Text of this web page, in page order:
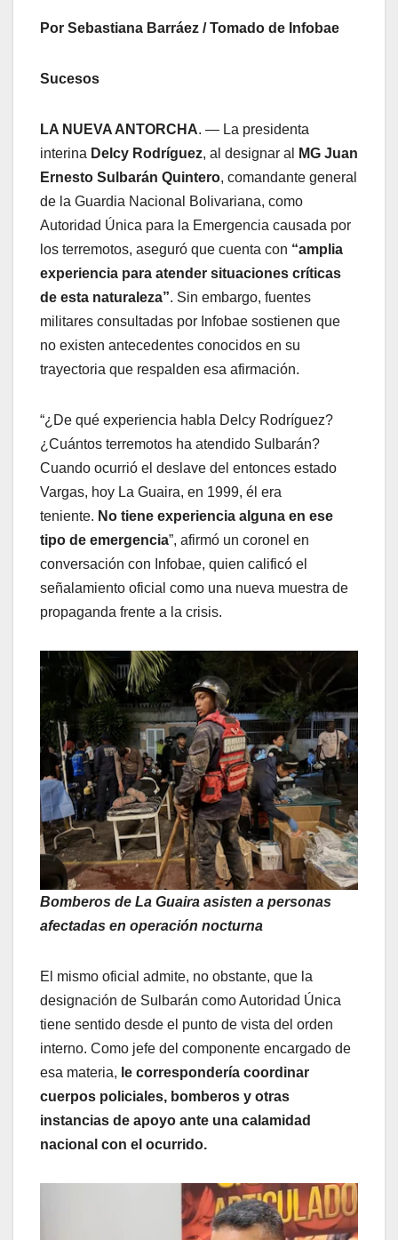
Por Sebastiana Barráez / Tomado de Infobae
Sucesos
LA NUEVA ANTORCHA. — La presidenta
interina Delcy Rodríguez, al designar al
MG Juan
Ernesto Sulbarán Quintero, comandante general
de la Guardia Nacional Bolivariana, como
Autoridad Única para la Emergencia causada por
los terremotos, aseguró que cuenta con “amplia
experiencia para atender situaciones críticas
de esta naturaleza”. Sin embargo, fuentes
militares consultadas por Infobae sostienen que
no existen antecedentes conocidos en su
trayectoria que respalden esa afirmación.
“¿De qué experiencia habla Delcy Rodríguez?
¿Cuántos terremotos ha atendido Sulbarán?
Cuando ocurrió el deslave del entonces estado
Vargas, hoy La Guaira, en 1999, él era
teniente. No tiene experiencia alguna en ese
tipo de emergencia”, afirmó un coronel en
conversación con Infobae, quien calificó el
señalamiento oficial como una nueva muestra de
propaganda frente a la crisis.
Bomberos de La Guaira asisten a personas
afectadas en operación nocturna
El mismo oficial admite, no obstante, que la
designación de Sulbarán como Autoridad Única
tiene sentido desde el punto de vista del orden
interno. Como jefe del componente encargado de
esa materia, le correspondería coordinar
cuerpos policiales, bomberos y otras
instancias de apoyo ante una calamidad
nacional con el ocurrido.